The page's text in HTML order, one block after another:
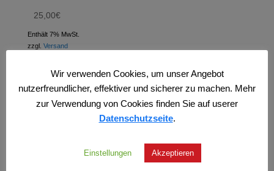
25,00€
Enthält 7% MwSt.
zzgl. Versand
Wir verwenden Cookies, um unser Angebot
nutzerfreundlicher, effektiver und sicherer zu machen. Mehr
zur Verwendung von Cookies finden Sie auf userer
Datenschutzseite.
Einstellungen Akzeptieren